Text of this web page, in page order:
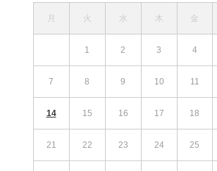
月 火 水 木 金
1 2 3 4
7 8 9 10 11
14 15 16 17 18
21 22 23 24 25